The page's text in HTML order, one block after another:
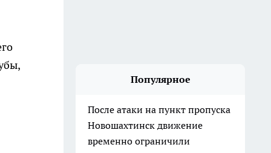
Популярное
После атаки на пункт пропуска
Новошахтинск движение
временно ограничили